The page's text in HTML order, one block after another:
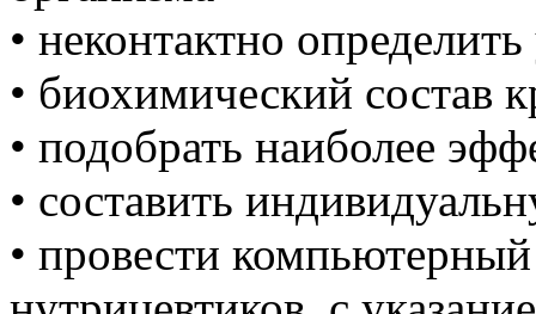
• неконтактно
• биохимический состав
• подобрать наиболее
• составить
• провести